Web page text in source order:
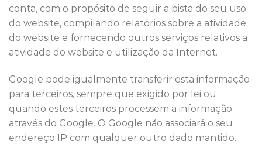
conta, com o propósito de seguir a pista do seu uso
do website, compilando relatórios sobre a atividade
do website e fornecendo outros serviços relativos a
atividade do website e utilização da Internet.
Google pode igualmente transferir esta informação
para terceiros, sempre que exigido por lei ou
quando estes terceiros processem a informação
através do Google. O Google não associará o seu
endereço IP com qualquer outro dado mantido.